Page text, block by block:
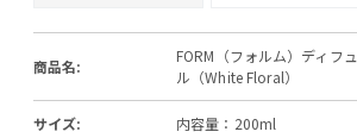
商品名:
FORM（フォルム）ディフ
ル（White Floral）
サイズ: 内容量：200ml